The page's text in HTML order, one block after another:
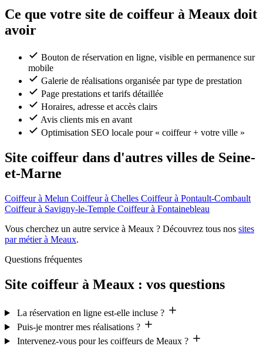
Ce que votre site de coiffeur à Meaux doit
avoir
Bouton de réservation en ligne, visible en permanence sur
mobile
Galerie de réalisations organisée par type de prestation
Page prestations et tarifs détaillée
Horaires, adresse et accès clairs
Avis clients mis en avant
Optimisation SEO locale pour « coiffeur + votre ville »
Site coiffeur dans d'autres villes de Seine-
et-Marne
Coiffeur à Melun Coiffeur à Chelles Coiffeur à Pontault-Combault
Coiffeur à Savigny-le-Temple Coiffeur à Fontainebleau
Vous cherchez un autre service à Meaux ? Découvrez tous nos sites
par métier à Meaux.
Questions fréquentes
Site coiffeur à Meaux : vos questions
La réservation en ligne est-elle incluse ?
Puis-je montrer mes réalisations ?
Intervenez-vous pour les coiffeurs de Meaux ?